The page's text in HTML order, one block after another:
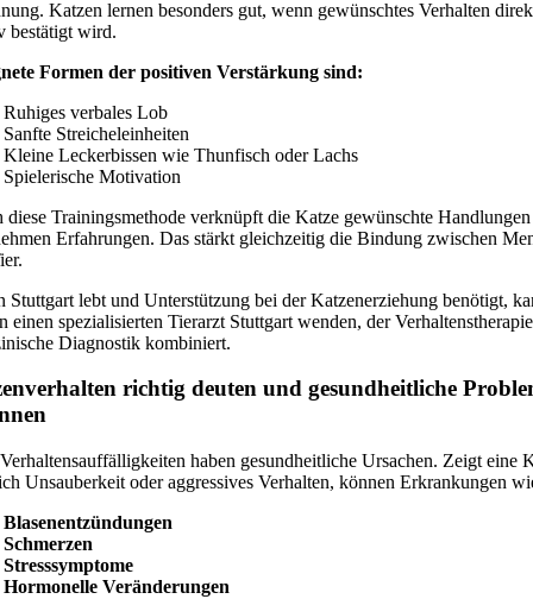
Katzen lernen besonders gut, wenn gewünschtes Verhalten
bestätigt wird.
Formen der positiven Verstärkung sind:
Ruhiges verbales Lob
Sanfte Streicheleinheiten
Kleine Leckerbissen wie Thunfisch oder Lachs
Spielerische Motivation
diese Trainingsmethode verknüpft die Katze gewünschte
Erfahrungen. Das stärkt gleichzeitig die Bindung zwischen
Stuttgart lebt und Unterstützung bei der Katzen­erziehung benötigt,
einen spezialisierten Tierarzt Stuttgart wenden, der
Diagnostik kombiniert.
richtig deuten und gesundheitliche
haben gesundheitliche Ursachen. Zeigt eine
Unsauberkeit oder aggressives Verhalten, können Erkrankungen
Blasenentzündungen
Schmerzen
Stresssymptome
Hormonelle Veränderungen